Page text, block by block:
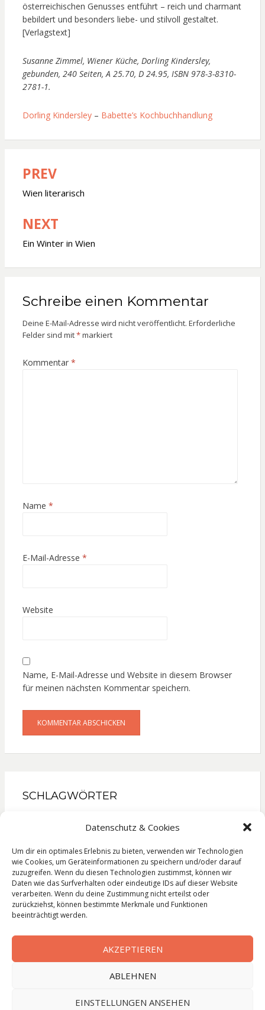
Datenschutz & Cookies
Um dir ein optimales Erlebnis zu bieten, verwenden wir Technologien
wie Cookies, um Geräteinformationen zu speichern und/oder darauf
zuzugreifen. Wenn du diesen Technologien zustimmst, können wir
Daten wie das Surfverhalten oder eindeutige IDs auf dieser Website
verarbeiten. Wenn du deine Zustimmung nicht erteilst oder
zurückziehst, können bestimmte Merkmale und Funktionen
beeinträchtigt werden.
AKZEPTIEREN
ABLEHNEN
EINSTELLUNGEN ANSEHEN
österreichischen Genusses entführt – reich und charmant
bebildert und besonders liebe- und stilvoll gestaltet.
[Verlagstext]
Susanne Zimmel, Wiener Küche, Dorling Kindersley,
gebunden, 240 Seiten, A 25.70, D 24.95, ISBN 978-3-8310-
2781-1.
Dorling Kindersley– Babette’s Kochbuchhandlung
Beitragsnavigation
PREV
Wien literarisch
NEXT
Ein Winter in Wien
Schreibe einen Kommentar
Deine E-Mail-Adresse wird nicht veröffentlicht. Erforderliche
Felder sind mit*markiert
Kommentar *
Name *
E-Mail-Adresse *
Website
Name, E-Mail-Adresse und Website in diesem Browser
für meinen nächsten Kommentar speichern.
SCHLAGWÖRTER
Gesellschaftsroman Kinderbuch
Kochbuch
Roman
Sachbuch Thriller
Impressum
Datenschutzerklärung
Bezel Theme bySimpleFreeThemes⋅Powered by